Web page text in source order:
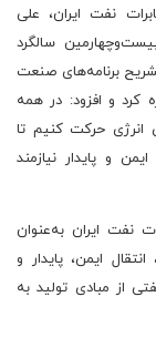
نفت ایران، علی
سالگرد
برنامه‌های صنعت
کرد و افزود: در همه
حرکت کنیم تا
و پایدار نیازمند
نفت ایران به‌عنوان
ایمن، پایدار و
از مبادی تولید به